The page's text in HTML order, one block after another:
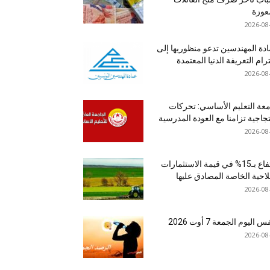
2026-
المهندسين تدعو منظوريها إلى
التعريفة الدنيا المعتمدة
2026-
التعليم الأساسي: تحركات
تزامنا مع العودة المدرسية
2026-
ارتفاع بـ15% في قيمة الاستثمارات
الخاصة المصادق عليها
2026-
الجمعة 7 أوت 2026
2026-